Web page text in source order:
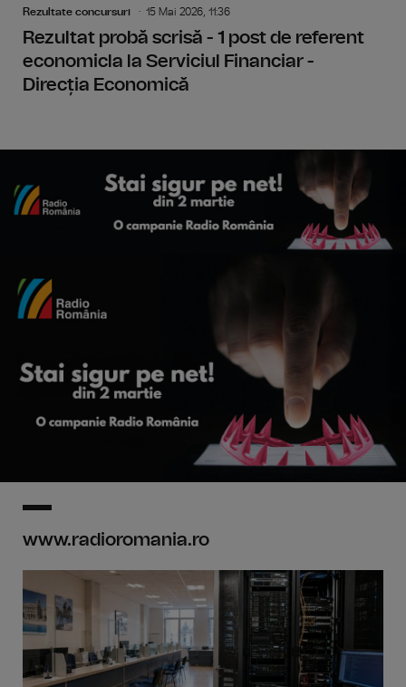
Rezultate concursuri 15 Mai 2026, 11:36
Rezultat probă scrisă - 1 post de referent
economicla la Serviciul Financiar -
Direcția Economică
www.radioromania.ro